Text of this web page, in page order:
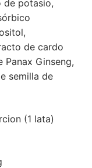
de potasio,
de cardo
Ginseng,
semilla de
(1 lata)